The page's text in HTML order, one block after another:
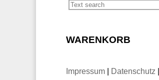
WARENKORB
Impressum Datenschutz